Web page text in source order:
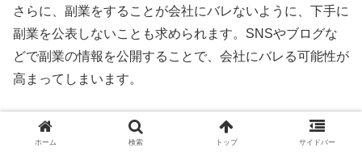
さらに、副業をすることが会社にバレないように、下手に
副業を公表しないことも求められます。SNSやブログな
どで副業の情報を公開することで、会社にバレる可能性が
高まってしまいます。
会社にバレてしまうリスクを最小限に抑えるためには、慎
重に行動し、副業と本業を両立させる工夫が必要です。
ホーム 検索 トップ サイドバー